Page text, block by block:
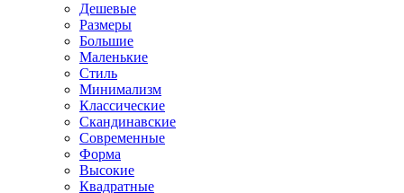
Дешевые
Размеры
Большие
Маленькие
Стиль
Минимализм
Классические
Скандинавские
Современные
Форма
Высокие
Квадратные